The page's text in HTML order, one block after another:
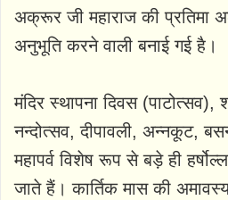
अक्रूर जी महाराज की प्रतिमा
अनुभूति करने वाली बनाई गई है।
मंदिर स्थापना दिवस (पाटोत्सव),
नन्दोत्सव, दीपावली, अन्नकूट,
महापर्व विशेष रूप से बड़े ही
जाते हैं। कार्तिक मास की